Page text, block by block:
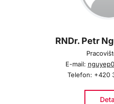
RNDr. Petr
E-mail:
Telefon: +420